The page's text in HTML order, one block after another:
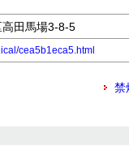
田馬場3-8-5
cea5b1eca5.html
禁